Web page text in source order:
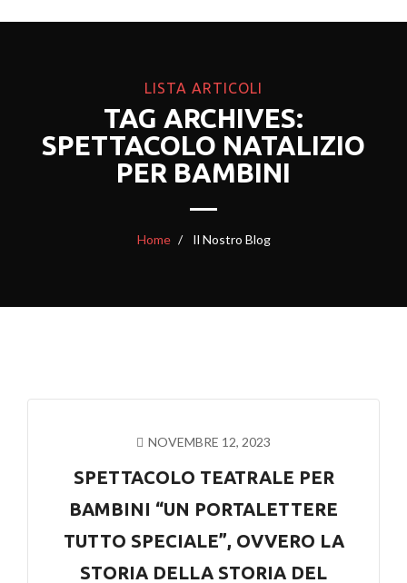
LISTA ARTICOLI
TAG ARCHIVES:
SPETTACOLO NATALIZIO
PER BAMBINI
Home Il Nostro Blog
NOVEMBRE 12, 2023
SPETTACOLO TEATRALE PER
BAMBINI “UN PORTALETTERE
TUTTO SPECIALE”, OVVERO LA
STORIA DELLA STORIA DEL